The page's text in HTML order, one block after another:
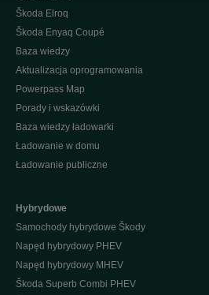
Škoda Elroq
Škoda Enyaq Coupé
Baza wiedzy
Aktualizacja oprogramowania
Powerpass Map
Porady i wskazówki
Baza wiedzy ładowarki
Ładowanie w domu
Ładowanie publiczne
Hybrydowe
Samochody hybrydowe Škody
Napęd hybrydowy PHEV
Napęd hybrydowy MHEV
Škoda Superb Combi PHEV